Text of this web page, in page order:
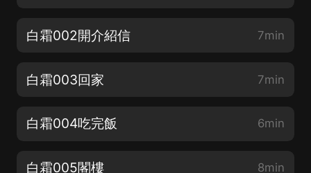
白霜002開介紹信 7min
白霜003回家 7min
白霜004吃完飯 6min
白霜005閣樓 8min